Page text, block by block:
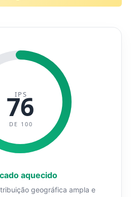
IPS
76
DE 100
aquecido
geográfica ampla e